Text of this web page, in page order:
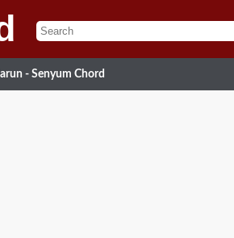
- Senyum Chord